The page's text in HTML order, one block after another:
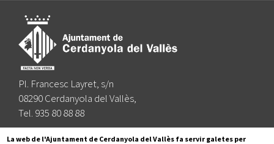
Pl. Francesc Layret, s/n
08290 Cerdanyola del Vallès,
Tel. 935 80 88 88
Segueix-nos a:
La web de l'Ajuntament de Cerdanyola del Vallès fa servir galetes per